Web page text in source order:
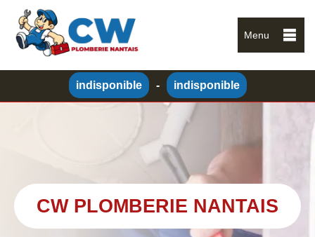
Menu
indisponible - indisponible
CW PLOMBERIE NANTAIS